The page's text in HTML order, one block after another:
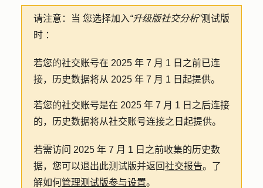
请注意：当 您选择加入“升级版社交分析”测试版
时 ：
若您的社交账号在 2025 年 7 月 1 日之前已连
接，历史数据将从 2025 年 7 月 1 日起提供。
若您的社交账号是在 2025 年 7 月 1 日之后连接
的，历史数据将从社交账号连接之日起提供。
若需访问 2025 年 7 月 1 日之前收集的历史数
据，您可以退出此测试版并返回社交报告。了
解如何管理测试版参与设置。